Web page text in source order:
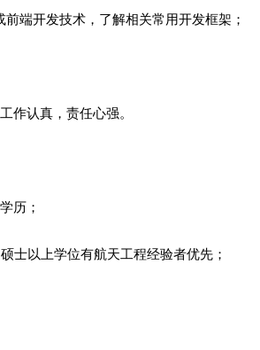
端开发技术，了解相关常用开发框架；
作认真，责任心强。
历；
士以上学位有航天工程经验者优先；